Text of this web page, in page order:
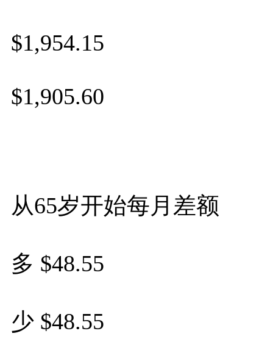
$1,954.15
$1,905.60
从65岁开始每月差额
多 $48.55
少 $48.55